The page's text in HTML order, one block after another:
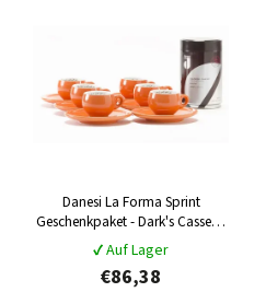
Danesi La Forma Sprint
Geschenkpaket - Dark's Cassette
Kava 250g + 6 Espressotassen
und 6 Untertassen - orange
✔ Auf Lager
€86,38